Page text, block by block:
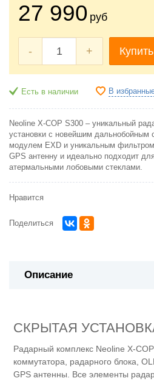
27 990 руб
- + Купить
Есть в наличии В
Neoline X-COP S300 – уникальный
установки с новейшим дальнобойным
модулем EXD и уникальным
GPS антенну и идеально подходит
атермальными лобовыми стеклами.
Нравится
Поделиться
Описание
СКРЫТАЯ
Радарный комплекс Neoline X-
коммутатора, радарного блока,
GPS антенны. Все элементы